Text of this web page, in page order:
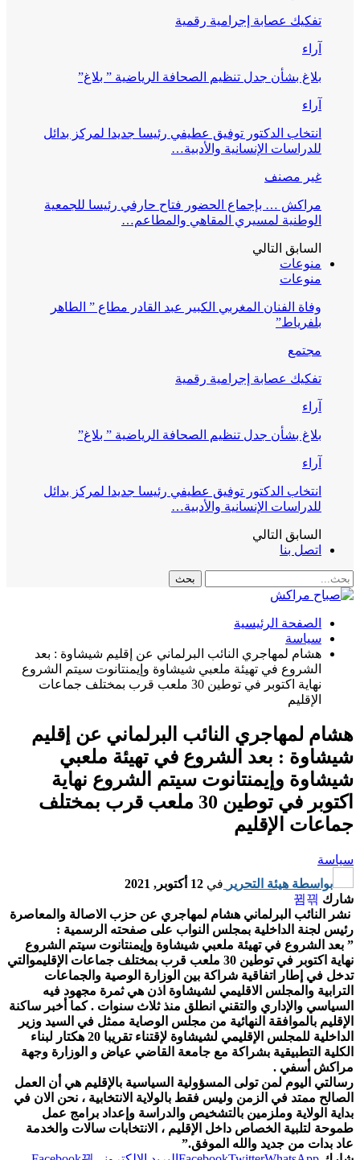
تفكيك عصابة إجرامية رقمية
آراء
بلاغ بشأن جدل تنظيم الصحافة الرياضية ” بلاغ”
آراء
انتخاب الدكتور توفيق عطيفي رئيسا جديدا لمركز بدائل
للدراسات الإنسانية والأدبية…
غير مصنف
مراكش … بإجماع الحضور فتاح حارفي رئيسا للجمعية
الوطنية لمسيري المقاهي والمطاعم…
السابق التالي
منوعات
منوعات
وفاة الفنان المغربي الكبير عبد القادر مطاع ” الطاهر
بلفرياط”
مجتمع
تفكيك عصابة إجرامية رقمية
آراء
بلاغ بشأن جدل تنظيم الصحافة الرياضية ” بلاغ”
آراء
انتخاب الدكتور توفيق عطيفي رئيسا جديدا لمركز بدائل
للدراسات الإنسانية والأدبية…
السابق التالي
اتصل بنا
الصفحة الرئيسية
سياسة
هشام لمهاجري النائب البرلماني عن إقليم شيشاوة : بعد
الشروع في تهيئة ملعبي شيشاوة وإيمنتانوت سيتم الشروع
نهاية اكتوبر في توطين 30 ملعب قرب بمختلف جماعات
الإقليم
هشام لمهاجري النائب البرلماني عن إقليم
شيشاوة : بعد الشروع في تهيئة ملعبي
شيشاوة وإيمنتانوت سيتم الشروع نهاية
اكتوبر في توطين 30 ملعب قرب بمختلف
جماعات الإقليم
سياسة
بواسطة هيئة التحرير في 12 أكتوبر, 2021
شارك
نشر النائب البرلماني هشام لمهاجري عن حزب الاصالة والمعاصرة
رئيس لجنة الداخلية بمجلس النواب على صفحته الرسمية :
” بعد الشروع في تهيئة ملعبي شيشاوة وإيمنتانوت سيتم الشروع
نهاية اكتوبر في توطين 30 ملعب قرب بمختلف جماعات الإقليموالتي
تدخل في إطار اتفاقية شراكة بين الوزارة الوصية والجماعات
الترابية والمجلس الاقليمي لشيشاوة اذن هي ثمرة مجهود فيه
السياسي والإداري والتقني انطلق منذ ثلاث سنوات . كما أخبر ساكنة
الإقليم بالموافقة النهائية من مجلس الوصاية ممثل في السيد وزير
الداخلية للمجلس الإقليمي لشيشاوة لإقتناء تقريبا 20 هكتار لبناء
الكلية التطبيقية بشراكة مع جامعة القاضي عياض و الوزارة وجهة
مراكش أسفي .
رسالتي اليوم لمن تولى المسؤولية السياسية بالإقليم هي أن العمل
الصالح ممتد في الزمن وليس فقط بالولاية الانتخابية ، نحن الان في
بداية الولاية وملزمين بالتشخيص والدراسة وإعداد برامج عمل
طموحة لتلبية الخصاص داخل الإقليم ، الانتخابات سالات والخدمة
عاد بدات من جديد والله الموفق.”